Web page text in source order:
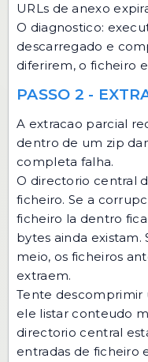
URLs de anexo
O diagnostico:
descarregado e
diferirem, o ficheiro
PASSO 2 -
A extracao parcial
dentro de um zip
completa falha.
O directorio central
ficheiro. Se a
ficheiro la dentro
bytes ainda existam.
meio, os ficheiros
extraem.
Tente descomprimir
ele listar conteudo
directorio central
entradas de ficheiro